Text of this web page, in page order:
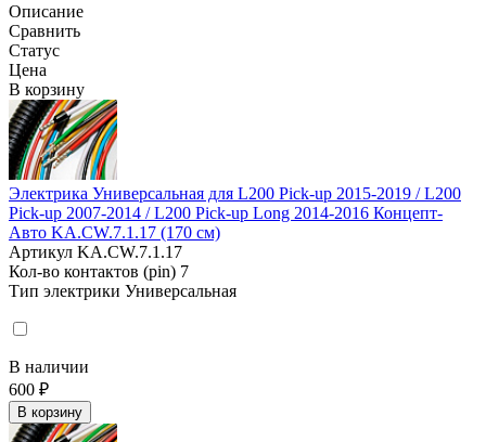
Описание
Сравнить
Статус
Цена
В корзину
Электрика Универсальная для L200 Pick-up 2015-2019 / L200
Pick-up 2007-2014 / L200 Pick-up Long 2014-2016 Концепт-
Авто KA.CW.7.1.17 (170 см)
Артикул KA.CW.7.1.17
Кол-во контактов (pin) 7
Тип электрики Универсальная
В наличии
600 ₽
В корзину